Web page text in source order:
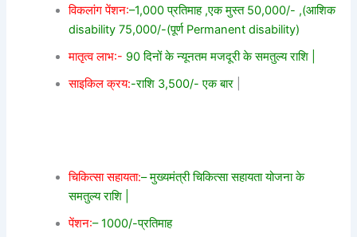
विकलांग पेंशन:–1,000 प्रतिमाह ,एक मुस्त 50,000/- ,(आशिक
disability 75,000/-(पूर्ण Permanent disability)
मातृत्व लाभ:- 90 दिनों के न्यूनतम मजदूरी के समतुल्य राशि |
साइकिल क्रय:-राशि 3,500/- एक बार
चिकित्सा सहायता:– मुख्यमंत्री चिकित्सा सहायता योजना के
समतुल्य राशि |
पेंशन:– 1000/-प्रतिमाह